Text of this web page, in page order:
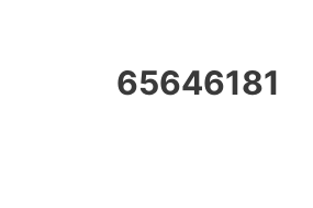
65646181